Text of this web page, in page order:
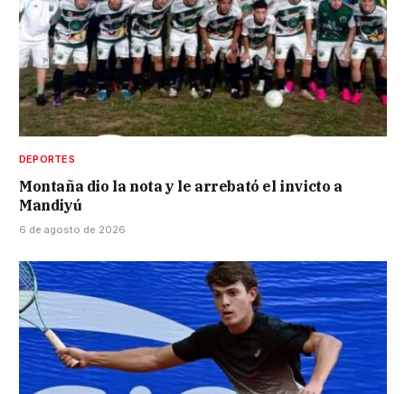
DEPORTES
Montaña dio la nota y le arrebató el invicto a
Mandiyú
6 de agosto de 2026